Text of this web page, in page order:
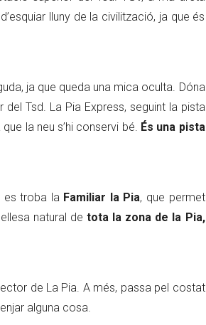
lluny de la civilització, ja que és
ja que queda una mica oculta. Dóna
Tsd. La Pia Express, seguint la pista
la neu s’hi conservi bé. És una pista
es troba la Familiar la Pia, que permet
natural de tota la zona de la Pia,
de La Pia. A més, passa pel costat
alguna cosa.